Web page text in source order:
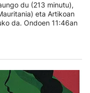
du (213 minutu),
eta Artikoan
da. Ondoen 11:46an